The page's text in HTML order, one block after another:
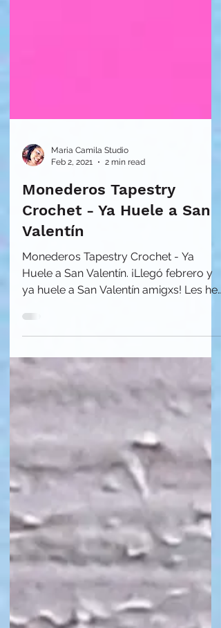
Maria Camila Studio
Feb 2, 2021
2 min read
Monederos Tapestry
Crochet - Ya Huele a San
Valentín
Monederos Tapestry Crochet - Ya
ya huele a San Valentín amigxs! Les he
preparado este diseño muy mon